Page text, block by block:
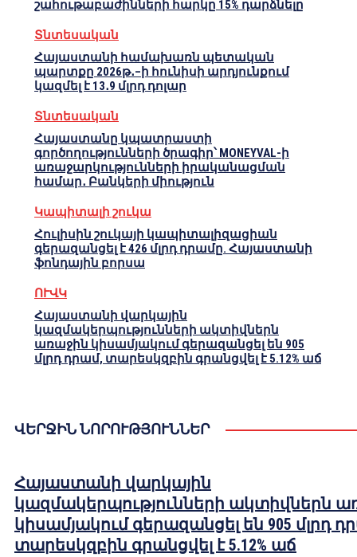
շահութաբաժինների հարկը 15% դարձնելը
Տնտեսական
Հայաստանի համախառն պետական
պարտքը 2026թ․–ի հունիսի արդյունքում
կազմել է 13․9 մլրդ դոլար
Տնտեսական
Հայաստանը կպատրաստի
գործողությունների ծրագիր՝ MONEYVAL-ի
առաջարկությունների իրականացման
համար․ Բանկերի միություն
Կապիտալի շուկա
Հուլիսին շուկայի կապիտալիզացիան
գերազանցել է 426 մլրդ դրամը. Հայաստանի
ֆոնդային բորսա
ՈՒՎԿ
Հայաստանի վարկային
կազմակերպությունների ակտիվներն
առաջին կիսամյակում գերազանցել են 905
մլրդ դրամ, տարեսկզբին գրանցվել է 5.12% աճ
ՎԵՐՋԻՆ ՆՈՐՈՒԹՅՈՒՆՆԵՐ
Հայաստանի վարկային
կազմակերպությունների ակտիվներն
կիսամյակում գերազանցել են 905 մլրդ
տարեսկզբին գրանցվել է 5.12% աճ